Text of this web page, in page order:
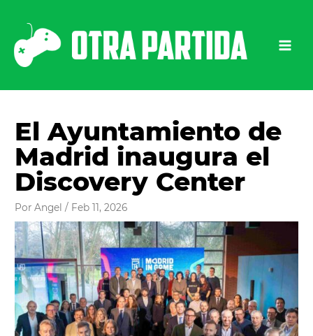
contenido
El Ayuntamiento de
Madrid inaugura el
Discovery Center
PorAngel/ Feb 11, 2026